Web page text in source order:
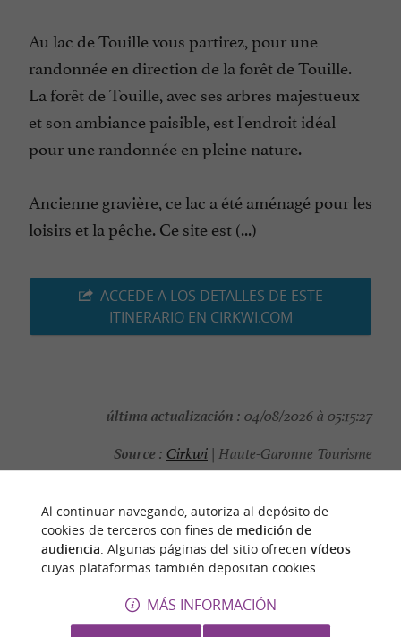
Au lac de Touille vous partirez, pour une
randonnée en direction de la forêt de Touille.
La forêt de Touille, avec ses arbres majestueux
et son ambiance paisible, est l'endroit idéal
pour une randonnée en pleine nature.
Ancienne gravière, ce lac a été aménagé pour les
loisirs et la pêche. Ce site est (...)
ACCEDE A LOS DETALLES DE ESTE
ITINERARIO EN CIRKWI.COM
última actualización : 04/08/2026 à 05:15:27
Source : Cirkwi | Haute-Garonne Tourisme
PARA DESCUBRIR ALREDEDOR
Al continuar navegando, autoriza al depósito de
cookies de terceros con fines de medición de
audiencia . Algunas páginas del sitio ofrecen vídeos
cuyas plataformas también depositan cookies.
MÁS INFORMACIÓN